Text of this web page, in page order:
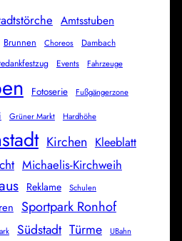
Amtsstuben
Brunnen Choreos
Dambach
Events Fahrzeuge
Fotoserie Fußgängerzone
Grüner Markt Hardhöhe
Kirchen Kleeblatt
Michaelis-Kirchweih
Reklame Schulen
Sportpark Ronhof
Südstadt Türme UBahn